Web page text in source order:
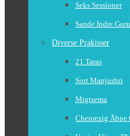
Seks Sessioner
Sande Indre Guru
Diverse Prakisser
21 Taras
Sort Manjushri
Migtsema
Chenrezig Åbne